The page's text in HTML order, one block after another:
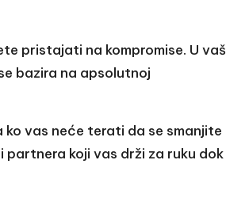
pristajati na kompromise. U vaš
bazira na apsolutnoj
ko vas neće terati da se smanjite
koji vas drži za ruku dok